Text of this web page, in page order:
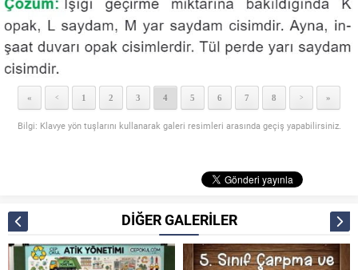
« < 1 2 3 4 5 6 7 8 > »
Bilgi: Klavye yön tuşlarını kullanarak galeri resimleri arasında geçiş yapabilirsiniz.
DİĞER GALERİLER